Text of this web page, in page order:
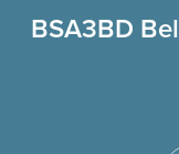
BSA3BD